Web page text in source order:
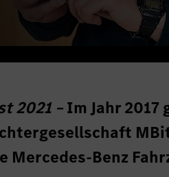
2021 –Im Jahr 2017
Mercedes-Benz